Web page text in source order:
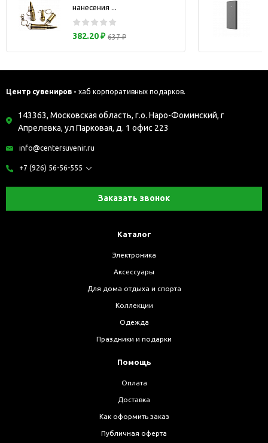
нанесения ...
382.20 ₽ 637 ₽
Центр сувениров - хаб корпоративных подарков.
143363, Московская область, г.о. Наро-Фоминский, г
Апрелевка, ул Парковая, д. 1 офис 223
info@centersuvenir.ru
+7 (926) 56-56-555
Заказать звонок
Каталог
Электроника
Аксессуары
Для дома отдыха и спорта
Коллекции
Одежда
Праздники и подарки
Помощь
Оплата
Доставка
Как оформить заказ
Публичная оферта